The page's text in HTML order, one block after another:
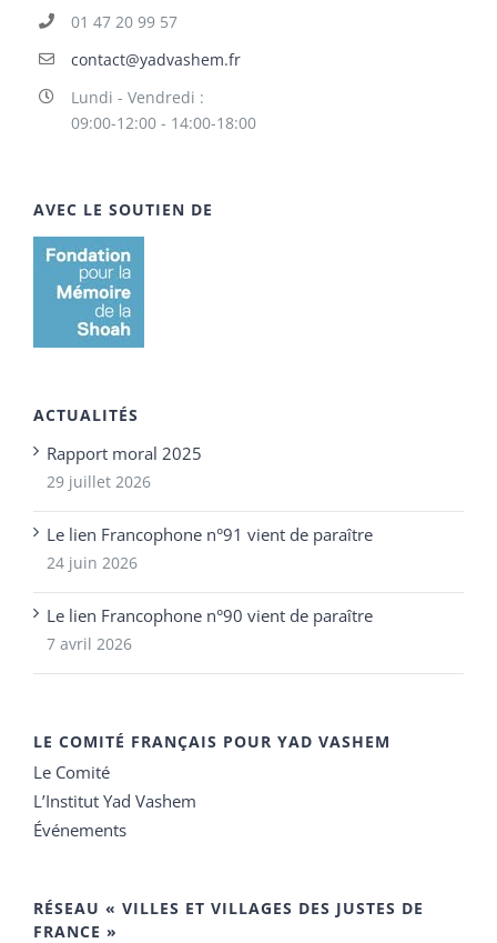
01 47 20 99 57
contact@yadvashem.fr
Lundi - Vendredi :
09:00-12:00 - 14:00-18:00
AVEC LE SOUTIEN DE
ACTUALITÉS
Rapport moral 2025
29 juillet 2026
Le lien Francophone n°91 vient de paraître
24 juin 2026
Le lien Francophone n°90 vient de paraître
7 avril 2026
LE COMITÉ FRANÇAIS POUR YAD VASHEM
Le Comité
L’Institut Yad Vashem
Événements
RÉSEAU « VILLES ET VILLAGES DES JUSTES DE
FRANCE »